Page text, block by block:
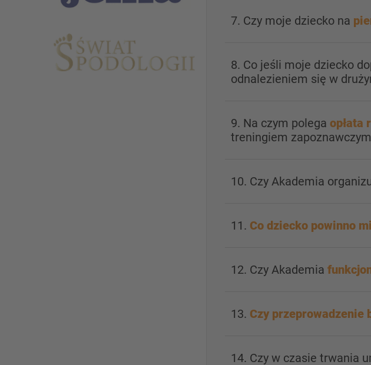
7. Czy moje dziecko na
8. Co jeśli moje dziecko
odnalezieniem się w
9. Na czym polega opłata
treningiem
10. Czy Akademia
11. Co dziecko powinno
12. Czy Akademia
13. Czy przeprowadzenie
14. Czy w czasie trwania